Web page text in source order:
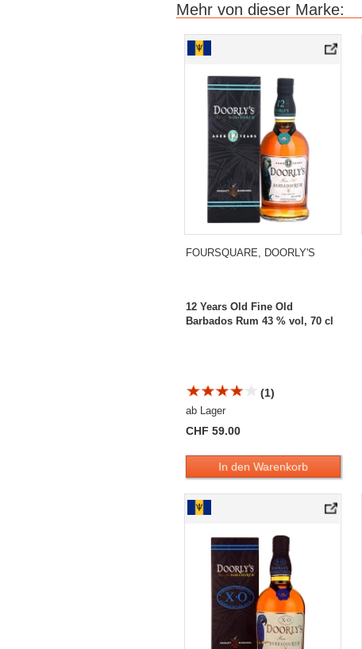
Mehr von dieser Marke:
FOURSQUARE, DOORLY'S
12 Years Old Fine Old
Barbados Rum 43 % vol, 70 cl
(1)
ab Lager
CHF 59.00
In den Warenkorb